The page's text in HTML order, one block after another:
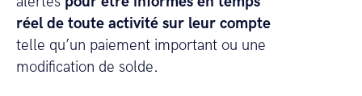
réel de toute activité sur leur compte
telle qu’un paiement important ou une
modification de solde.